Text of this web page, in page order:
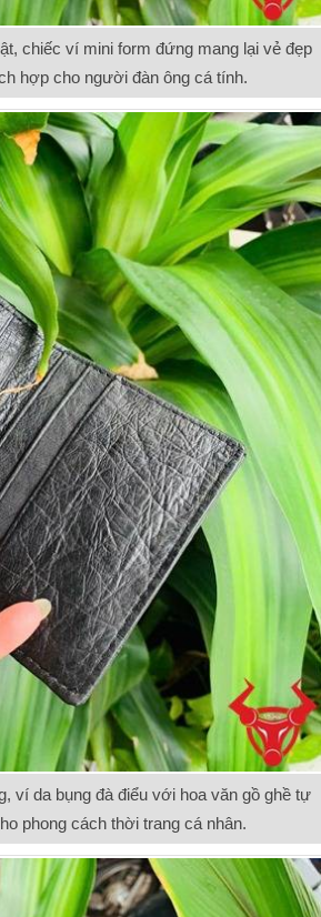
chiếc ví mini form đứng mang lại vẻ đẹp
hợp cho người đàn ông cá tính.
ví da bụng đà điểu với hoa văn gồ ghề tự
phong cách thời trang cá nhân.